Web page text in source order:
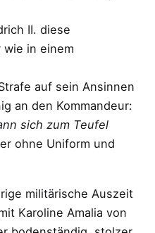
II. diese
in einem
auf sein Ansinnen
an den Kommandeur:
sich zum Teufel
ohne Uniform und
militärische Auszeit
Karoline Amalia von